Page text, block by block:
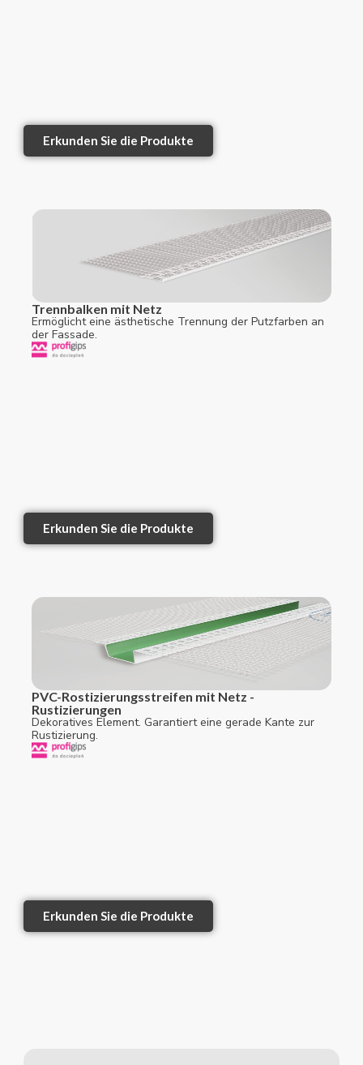
Erkunden Sie die Produkte
Trennbalken mit Netz
Ermöglicht eine ästhetische Trennung der Putzfarben an
der Fassade.
Erkunden Sie die Produkte
PVC-Rostizierungsstreifen mit Netz -
Rustizierungen
Dekoratives Element. Garantiert eine gerade Kante zur
Rustizierung.
Erkunden Sie die Produkte